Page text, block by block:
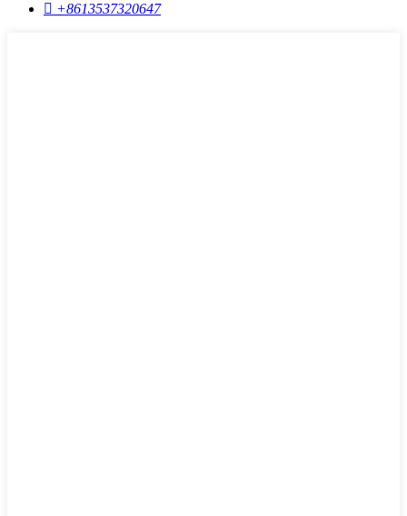
 +8613537320647